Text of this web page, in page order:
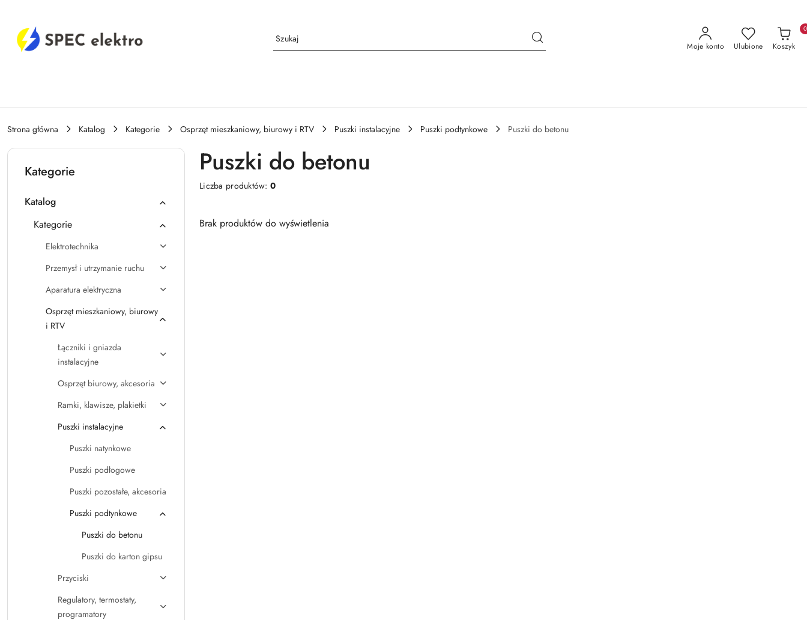
Moje konto Ulubione Koszyk
0
Strona główna Katalog Kategorie Osprzęt mieszkaniowy, biurowy i RTV Puszki instalacyjne Puszki podtynkowe Puszki do betonu
Kategorie
Katalog
Kategorie
Elektrotechnika
Przemysł i utrzymanie ruchu
Aparatura elektryczna
Osprzęt mieszkaniowy, biurowy
i RTV
Łączniki i gniazda
instalacyjne
Osprzęt biurowy, akcesoria
Ramki, klawisze, plakietki
Puszki instalacyjne
Puszki natynkowe
Puszki podłogowe
Puszki pozostałe, akcesoria
Puszki podtynkowe
Puszki do betonu
Puszki do karton gipsu
Przyciski
Regulatory, termostaty,
programatory
Puszki do betonu
Liczba produktów:0
Brak produktów do wyświetlenia